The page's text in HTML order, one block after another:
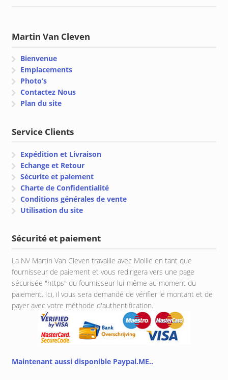
Martin Van Cleven
Bienvenue
Emplacements
Photo’s
Contactez Nous
Plan du site
Service Clients
Expédition et Livraison
Echange et Retour
Sécurite et paiement
Charte de Confidentialité
Conditions générales de vente
Utilisation du site
Sécurité et paiement
La NV Martin Van Cleven travaille avec Mollie en tant que
fournisseur de paiement et vous redirigera vers une page
sécurisée "https" du fournisseur lui-même au moment du
paiement. Ici, il vous sera demandé de vérifier le montant et de
payer avec votre méthode d'authentification.
Maintenant aussi disponible Paypal.ME..